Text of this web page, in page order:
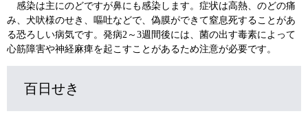
感染は主にのどですが鼻にも感染します。症状は高熱、のどの痛
み、犬吠様のせき、嘔吐などで、偽膜ができて窒息死することがあ
る恐ろしい病気です。発病2～3週間後には、菌の出す毒素によって
心筋障害や神経麻痺を起こすことがあるため注意が必要です。
百日せき